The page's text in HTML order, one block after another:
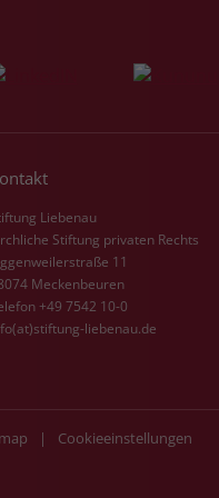
Liebenau
Stiftung privaten Rechts
11
Meckenbeuren
+49 7542 10-0
liebenau.de
| Cookieeinstellungen